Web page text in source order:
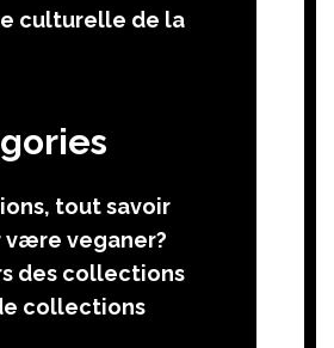
culturelle de la
tout savoir
være veganer?
des collections
collections